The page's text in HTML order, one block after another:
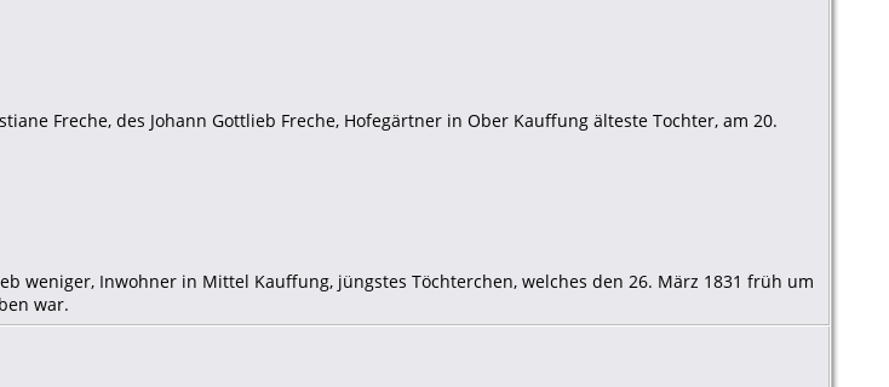
Freche, des Johann Gottlieb Freche, Hofegärtner in Ober Kauffung älteste Tochter, am 20.
weniger, Inwohner in Mittel Kauffung, jüngstes Töchterchen, welches den 26. März 1831 früh um
war.